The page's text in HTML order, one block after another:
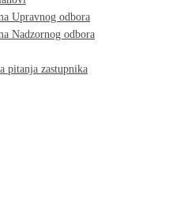
Upravnog odbora
Nadzornog odbora
pitanja zastupnika